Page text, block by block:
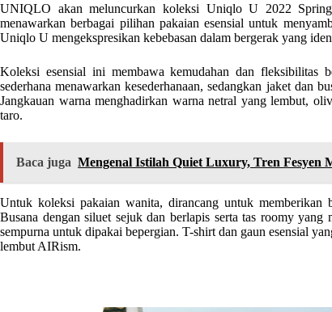
UNIQLO akan meluncurkan koleksi Uniqlo U 2022
menawarkan berbagai pilihan pakaian esensial untuk
Uniqlo U mengekspresikan kebebasan dalam bergerak yang
Koleksi esensial ini membawa kemudahan dan fleksibilitas
sederhana menawarkan kesederhanaan, sedangkan jaket dan
Jangkauan warna menghadirkan warna netral yang lembut,
taro.
Baca juga Mengenal Istilah Quiet Luxury, Tren Fesyen
Untuk koleksi pakaian wanita, dirancang untuk memberikan
Busana dengan siluet sejuk dan berlapis serta tas roomy
sempurna untuk dipakai bepergian. T-shirt dan gaun esensial
lembut AIRism.